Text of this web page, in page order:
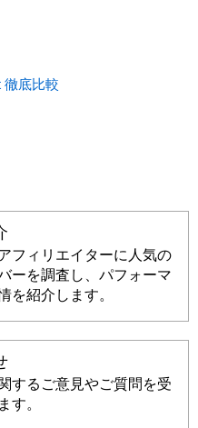
徹底比較
フィリエイターに人気の
ーを調査し、パフォーマ
を紹介します。
するご意見やご質問を受
す。